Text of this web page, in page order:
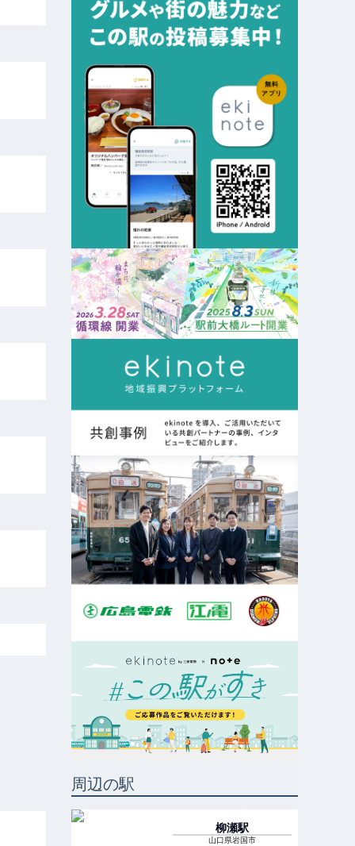
周辺の駅
柳瀬駅
山口県岩国市